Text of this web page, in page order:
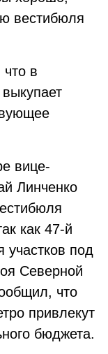
вестибюля
в
вице-
Линченко
как 47-й
участков под
Северной
что
привлекут
бюджета.